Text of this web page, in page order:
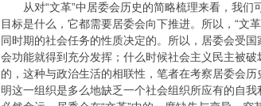
从对“文革”中居委会历史的简略梳理来看，我们
目标是什么，它都需要居委会向下推进。所以，“文
同时期的社会任务的性质决定的。所以，居委会受
会功能就得到充分发挥；什么时候社会主义民主被
的，这种与政治生活的相联性，笔者在考察居委会
明这一组织是多么地缺乏一个社会组织所应有的自